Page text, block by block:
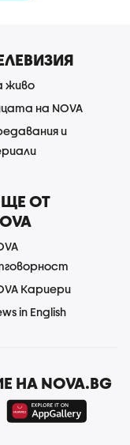
живо
на NOVA
и
ОТ
Кариери
in English
NOVA.BG